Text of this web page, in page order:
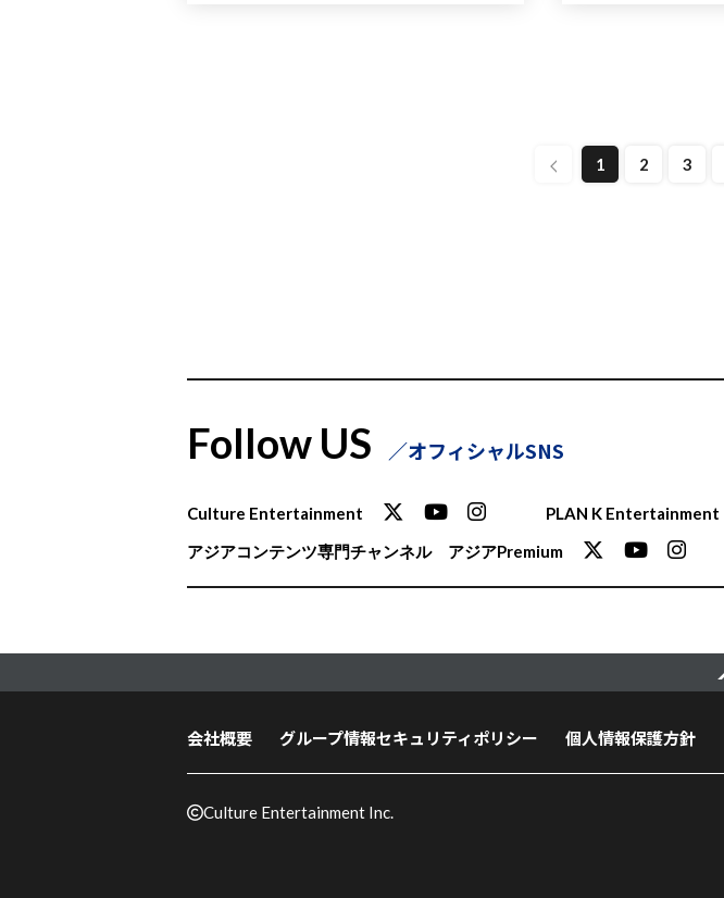
1 2 3
Follow US オフィシャルSNS
Culture Entertainment PLAN K Entertainment
アジアコンテンツ専門チャンネル
アジアPremium
会社概要 グループ情報セキュリティポリシー 個人情報保護方針
Culture Entertainment Inc.